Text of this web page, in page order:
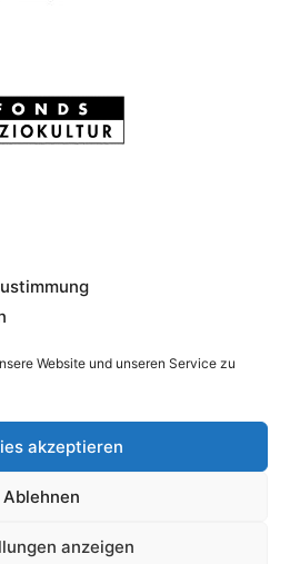
Website und unseren Service zu
akzeptieren
Ablehnen
anzeigen